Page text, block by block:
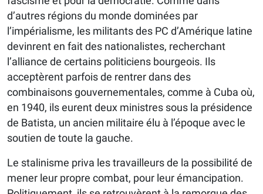
d’autres régions du monde dominées par
l’impérialisme, les militants des PC d’Amérique latine
devinrent en fait des nationalistes, recherchant
l’alliance de certains politiciens bourgeois. Ils
acceptèrent parfois de rentrer dans des
combinaisons gouvernementales, comme à Cuba où,
en 1940, ils eurent deux ministres sous la présidence
de Batista, un ancien militaire élu à l’époque avec le
soutien de toute la gauche.
Le stalinisme priva les travailleurs de la possibilité de
mener leur propre combat, pour leur émancipation.